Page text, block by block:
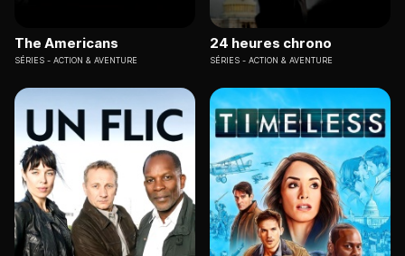
The Americans
SÉRIES ACTION & AVENTURE
24 heures chrono
SÉRIES ACTION & AVENTURE